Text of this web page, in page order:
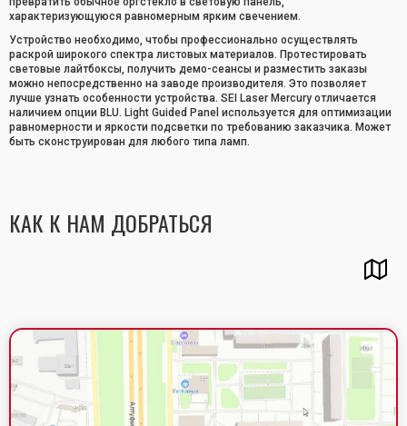
характеризующуюся равномерным ярким свечением.
Устройство необходимо, чтобы профессионально осуществлять
раскрой широкого спектра листовых материалов. Протестировать
световые лайтбоксы, получить демо-сеансы и разместить заказы
можно непосредственно на заводе производителя. Это позволяет
лучше узнать особенности устройства. SEI Laser Mercury отличается
наличием опции BLU. Light Guided Panel используется для оптимизации
равномерности и яркости подсветки по требованию заказчика. Может
быть сконструирован для любого типа ламп.
КАК К НАМ ДОБРАТЬСЯ